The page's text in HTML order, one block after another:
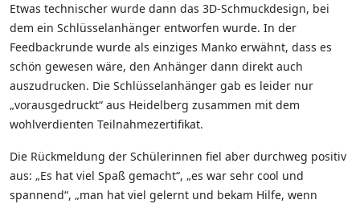
Etwas technischer wurde dann das 3D-Schmuckdesign, bei
dem ein Schlüsselanhänger entworfen wurde. In der
Feedbackrunde wurde als einziges Manko erwähnt, dass es
schön gewesen wäre, den Anhänger dann direkt auch
auszudrucken. Die Schlüsselanhänger gab es leider nur
„vorausgedruckt“ aus Heidelberg zusammen mit dem
wohlverdienten Teilnahmezertifikat.
Die Rückmeldung der Schülerinnen fiel aber durchweg positiv
aus: „Es hat viel Spaß gemacht“, „es war sehr cool und
spannend“, „man hat viel gelernt und bekam Hilfe, wenn